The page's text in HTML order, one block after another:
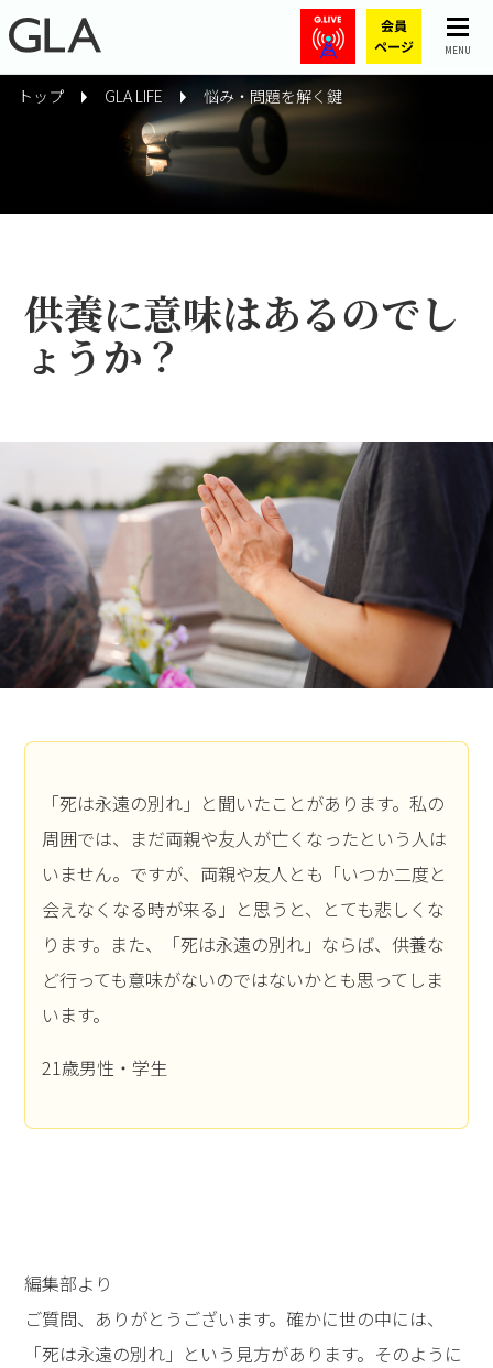
MENU
トップ GLA LIFE 悩み・問題を解く鍵
供養に意味はあるのでし
ょうか？
「死は永遠の別れ」と聞いたことがあります。私の
周囲では、まだ両親や友人が亡くなったという人は
いません。ですが、両親や友人とも「いつか二度と
会えなくなる時が来る」と思うと、とても悲しくな
ります。また、「死は永遠の別れ」ならば、供養な
ど行っても意味がないのではないかとも思ってしま
います。
21歳男性・学生
編集部より
ご質問、ありがとうございます。確かに世の中には、
「死は永遠の別れ」という見方があります。そのように